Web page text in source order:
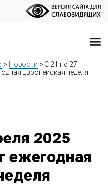
> Новости > С 21 по 27
Европейская неделя
2025
ежегодная